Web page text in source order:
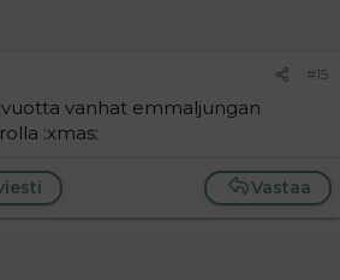
#15
vanhat emmaljungan
:xmas:
Vastaa